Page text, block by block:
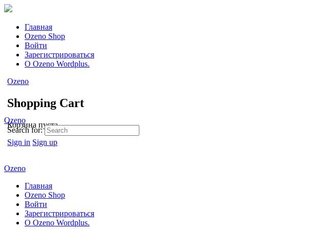
Главная
Ozeno Shop
Войти
Зарегистрироваться
О Ozeno Wordplus.
Ozeno
Shopping Cart
Корзина пуста.
Sign in Sign up
Ozeno
Search for:
Ozeno
Главная
Ozeno Shop
Войти
Зарегистрироваться
О Ozeno Wordplus.